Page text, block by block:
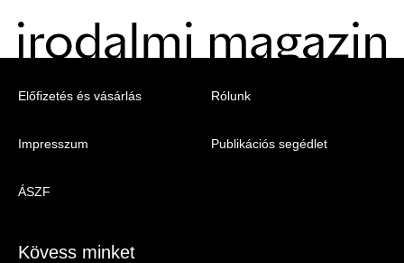
Menu
Irodalmi
Előfizetés és vásárlás
Impresszum
ÁSZF
Rólunk
Publikációs segédlet
Kövess minket